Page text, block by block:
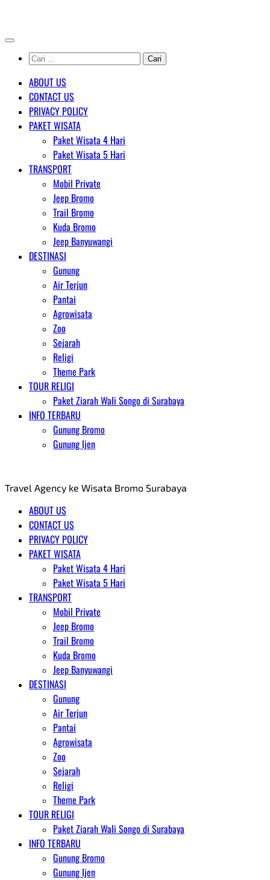
content
Cari
untuk:
ABOUT US
CONTACT US
PRIVACY POLICY
PAKET WISATA
Paket Wisata 4 Hari
Paket Wisata 5 Hari
TRANSPORT
Mobil Private
Jeep Bromo
Trail Bromo
Kuda Bromo
Jeep Banyuwangi
DESTINASI
Gunung
Air Terjun
Pantai
Agrowisata
Zoo
Sejarah
Religi
Theme Park
TOUR RELIGI
Paket Ziarah Wali Songo di Surabaya
INFO TERBARU
Gunung Bromo
Gunung Ijen
Travel Agency ke Wisata Bromo Surabaya
ABOUT US
CONTACT US
PRIVACY POLICY
PAKET WISATA
Paket Wisata 4 Hari
Paket Wisata 5 Hari
TRANSPORT
Mobil Private
Jeep Bromo
Trail Bromo
Kuda Bromo
Jeep Banyuwangi
DESTINASI
Gunung
Air Terjun
Pantai
Agrowisata
Zoo
Sejarah
Religi
Theme Park
TOUR RELIGI
Paket Ziarah Wali Songo di Surabaya
INFO TERBARU
Gunung Bromo
Gunung Ijen